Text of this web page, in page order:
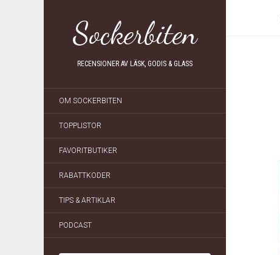
Sockerbiten
RECENSIONER AV LÄSK, GODIS & GLASS
OM SOCKERBITEN
TOPPLISTOR
FAVORITBUTIKER
RABATTKODER
TIPS & ARTIKLAR
PODCAST